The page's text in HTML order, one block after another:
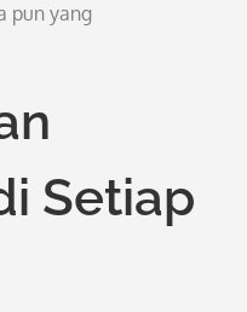
pun yang
Setiap